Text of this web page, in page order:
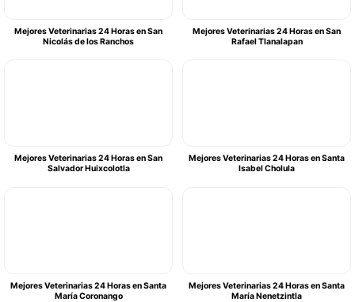
Mejores Veterinarias 24 Horas en San
Nicolás de los Ranchos
Mejores Veterinarias 24 Horas en San
Rafael Tlanalapan
Mejores Veterinarias 24 Horas en San
Salvador Huixcolotla
Mejores Veterinarias 24 Horas en Santa
Isabel Cholula
Mejores Veterinarias 24 Horas en Santa
María Coronango
Mejores Veterinarias 24 Horas en Santa
María Nenetzintla